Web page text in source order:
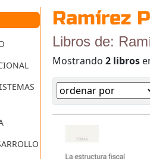
Ramírez
Libros de:
Mostrando2 libros